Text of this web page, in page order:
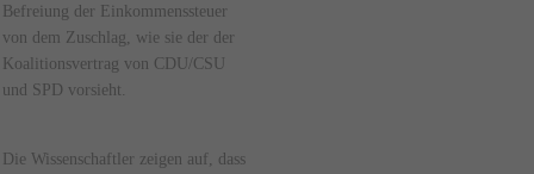
Befreiung der Einkommenssteuer
von dem Zuschlag, wie sie der der
Koalitionsvertrag von CDU/CSU
und SPD vorsieht.
Die Wissenschaftler zeigen auf, dass